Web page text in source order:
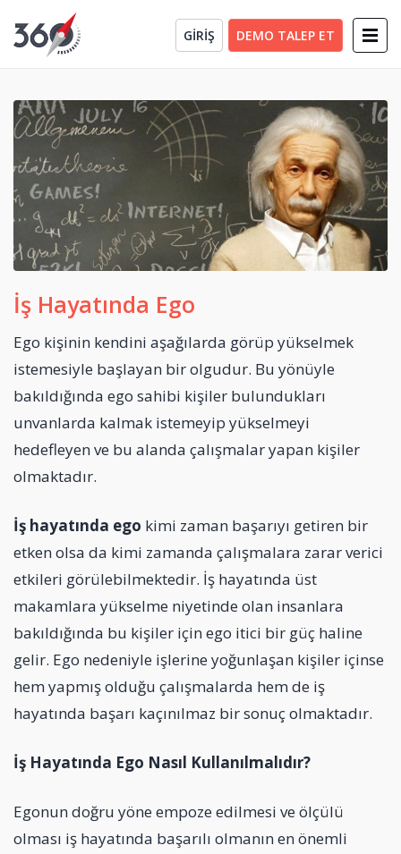
GİRİŞ DEMO TALEP ET
İş Hayatında Ego
Ego kişinin kendini aşağılarda görüp yükselmek
istemesiyle başlayan bir olgudur. Bu yönüyle
bakıldığında ego sahibi kişiler bulundukları
unvanlarda kalmak istemeyip yükselmeyi
hedefleyen ve bu alanda çalışmalar yapan kişiler
olmaktadır.
İş hayatında ego kimi zaman başarıyı getiren bir
etken olsa da kimi zamanda çalışmalara zarar verici
etkileri görülebilmektedir. İş hayatında üst
makamlara yükselme niyetinde olan insanlara
bakıldığında bu kişiler için ego itici bir güç haline
gelir. Ego nedeniyle işlerine yoğunlaşan kişiler içinse
hem yapmış olduğu çalışmalarda hem de iş
hayatında başarı kaçınılmaz bir sonuç olmaktadır.
İş Hayatında Ego Nasıl Kullanılmalıdır?
Egonun doğru yöne empoze edilmesi ve ölçülü
olması iş hayatında başarılı olmanın en önemli